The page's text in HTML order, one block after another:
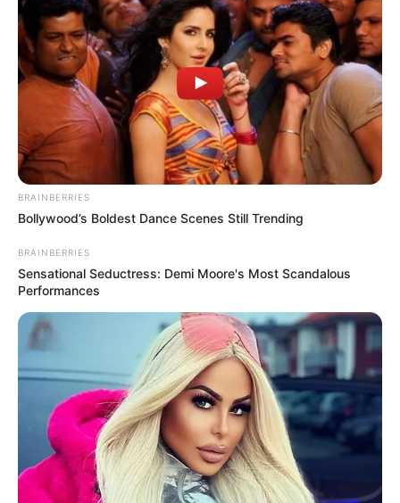
Molnár Ferenc Caramel 20 évvel ezelőtt nyerte
meg a Megasztár második évadát, majd 2024-ben
a műsor zsűrijében foglalt helyet. Az énekes most
megerősítette a Story Magazinnak, hogy a
csatorna lecseréli a teljes zsűrit, amelyben Caramel
BRAINBERRIES
Bollywood’s Boldest Dance Scenes Still Trending
BRAINBERRIES
Sensational Seductress: Demi Moore's Most Scandalous
Performances